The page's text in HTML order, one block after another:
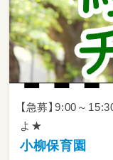
【急募】9:00～
よ★
小柳保育園